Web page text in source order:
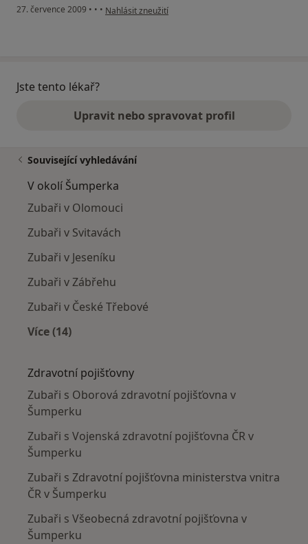
27. července 2009 • • • podle názoru uživatele Hrachovec Vojtěch
Nahlásit zneužití
Jste tento lékař?
Upravit nebo spravovat profil
Související vyhledávání
V okolí Šumperka
Zubaři v Olomouci
Zubaři v Svitavách
Zubaři v Jeseníku
Zubaři v Zábřehu
Zubaři v České Třebové
Více (14)
Zdravotní pojišťovny
Zubaři s Oborová zdravotní pojišťovna v
Šumperku
Zubaři s Vojenská zdravotní pojišťovna ČR v
Šumperku
Zubaři s Zdravotní pojišťovna ministerstva vnitra
ČR v Šumperku
Zubaři s Všeobecná zdravotní pojišťovna v
Šumperku